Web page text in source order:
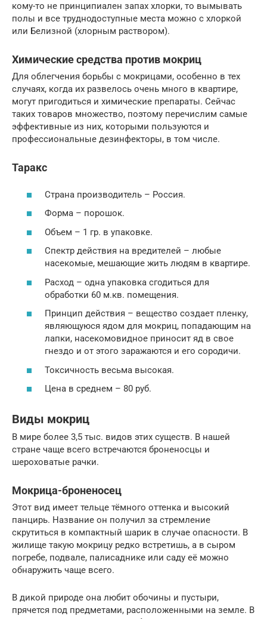
кому-то не принципиален запах хлорки, то вымывать
полы и все труднодоступные места можно с хлоркой
или Белизной (хлорным раствором).
Химические средства против мокриц
Для облегчения борьбы с мокрицами, особенно в тех
случаях, когда их развелось очень много в квартире,
могут пригодиться и химические препараты. Сейчас
таких товаров множество, поэтому перечислим самые
эффективные из них, которыми пользуются и
профессиональные дезинфекторы, в том числе.
Таракс
Страна производитель – Россия.
Форма – порошок.
Объем – 1 гр. в упаковке.
Спектр действия на вредителей – любые
насекомые, мешающие жить людям в квартире.
Расход – одна упаковка сгодиться для
обработки 60 м.кв. помещения.
Принцип действия – вещество создает пленку,
являющуюся ядом для мокриц, попадающим на
лапки, насекомовидное приносит яд в свое
гнездо и от этого заражаются и его сородичи.
Токсичность весьма высокая.
Цена в среднем – 80 руб.
Виды мокриц
В мире более 3,5 тыс. видов этих существ. В нашей
стране чаще всего встречаются броненосцы и
шероховатые рачки.
Мокрица-броненосец
Этот вид имеет тельце тёмного оттенка и высокий
панцирь. Название он получил за стремление
скрутиться в компактный шарик в случае опасности. В
жилище такую мокрицу редко встретишь, а в сыром
погребе, подвале, палисаднике или саду её можно
обнаружить чаще всего.
В дикой природе она любит обочины и пустыри,
прячется под предметами, расположенными на земле. В